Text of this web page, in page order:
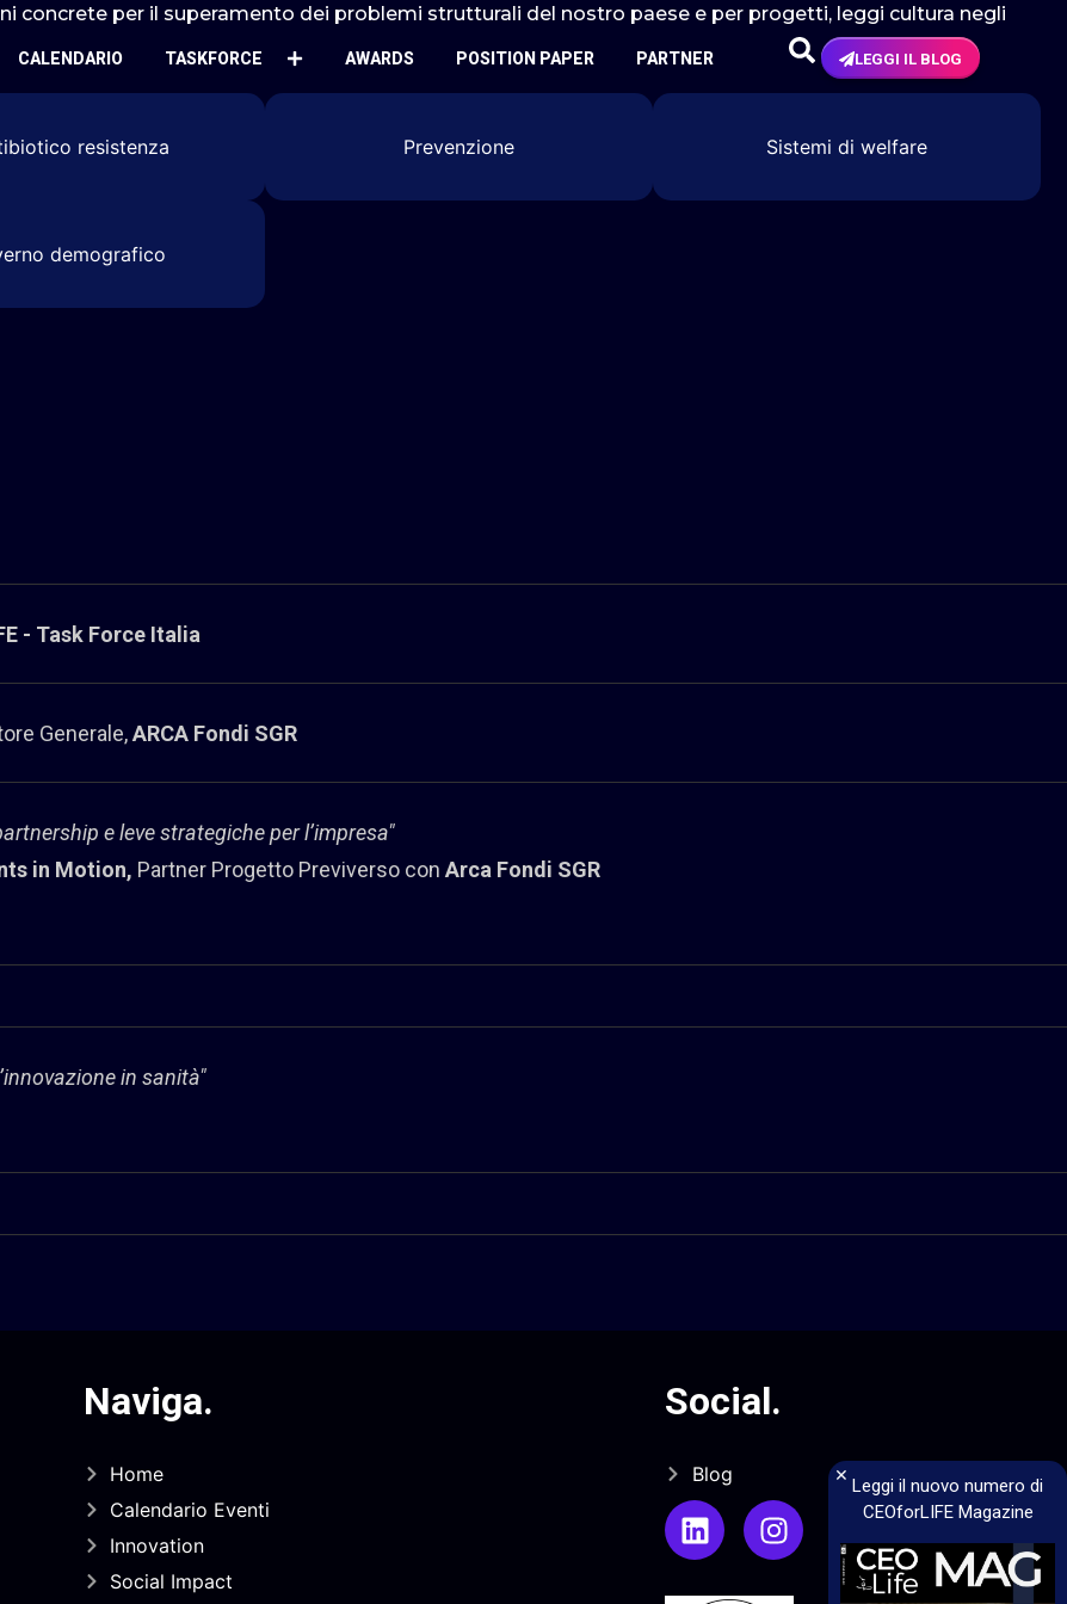
CALENDARIO TASKFORCE AWARDS POSITION PAPER PARTNER LEGGI IL BLOG
concrete per il superamento dei problemi strutturali del nostro paese e per progetti, leggi cultura negli
resistenza Prevenzione Sistemi di welfare
demografico
- Task Force Italia
Generale,ARCA Fondi SGR
e leve strategiche per l’impresa"
in Motion, Partner Progetto Previverso con Arca Fondi SGR
in sanità"
× Leggi il nuovo numero di
CEOforLIFE Magazine
Naviga.
Home
Calendario Eventi
Innovation
Social Impact
Social.
Blog